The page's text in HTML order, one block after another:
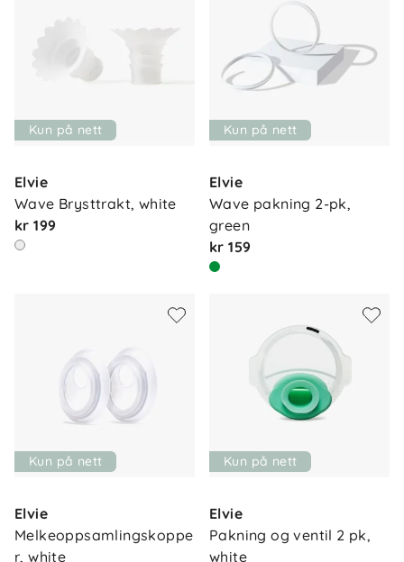
Kun på nett
Elvie
Wave Brysttrakt, white
kr 199
Kun på nett
Elvie
Wave pakning 2-pk,
green
kr 159
Kun på nett
Elvie
Melkeoppsamlingskoppe
r, white
Kun på nett
Elvie
Pakning og ventil 2 pk,
white
Om oss
Kontakt oss